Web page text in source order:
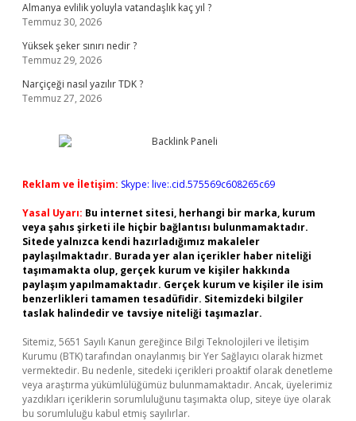
Almanya evlilik yoluyla vatandaşlık kaç yıl ?
Temmuz 30, 2026
Yüksek şeker sınırı nedir ?
Temmuz 29, 2026
Narçiçeği nasıl yazılır TDK ?
Temmuz 27, 2026
Reklam ve İletişim: Skype: live:.cid.575569c608265c69
Yasal Uyarı: Bu internet sitesi, herhangi bir marka, kurum
veya şahıs şirketi ile hiçbir bağlantısı bulunmamaktadır.
Sitede yalnızca kendi hazırladığımız makaleler
paylaşılmaktadır. Burada yer alan içerikler haber niteliği
taşımamakta olup, gerçek kurum ve kişiler hakkında
paylaşım yapılmamaktadır. Gerçek kurum ve kişiler ile isim
benzerlikleri tamamen tesadüfidir. Sitemizdeki bilgiler
taslak halindedir ve tavsiye niteliği taşımazlar.
Sitemiz, 5651 Sayılı Kanun gereğince Bilgi Teknolojileri ve İletişim
Kurumu (BTK) tarafından onaylanmış bir Yer Sağlayıcı olarak hizmet
vermektedir. Bu nedenle, sitedeki içerikleri proaktif olarak denetleme
veya araştırma yükümlülüğümüz bulunmamaktadır. Ancak, üyelerimiz
yazdıkları içeriklerin sorumluluğunu taşımakta olup, siteye üye olarak
bu sorumluluğu kabul etmiş sayılırlar.